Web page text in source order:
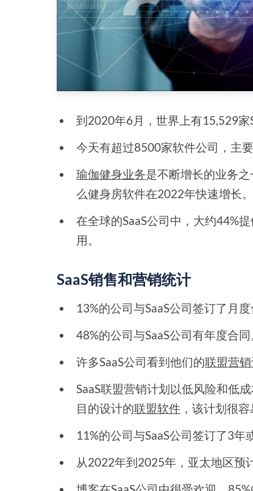
到2020年6月，世界上有15,529家
今天有超过8500家软件公司，主
瑜伽健身业务是不断增长的业务
么健身房软件在2022年快速增长。
在全球的SaaS公司中，大约44%
用。
SaaS销售和营销统计
13%的公司与SaaS公司签订了月度
48%的公司与SaaS公司有年度合同
许多SaaS公司看到他们的联盟营
SaaS联盟营销计划以低风险和低
目的设计的联盟软件 ，该计划很容
11%的公司与SaaS公司签订了3年
从2022年到2025年，亚太地区预